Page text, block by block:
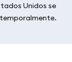
Unidos se